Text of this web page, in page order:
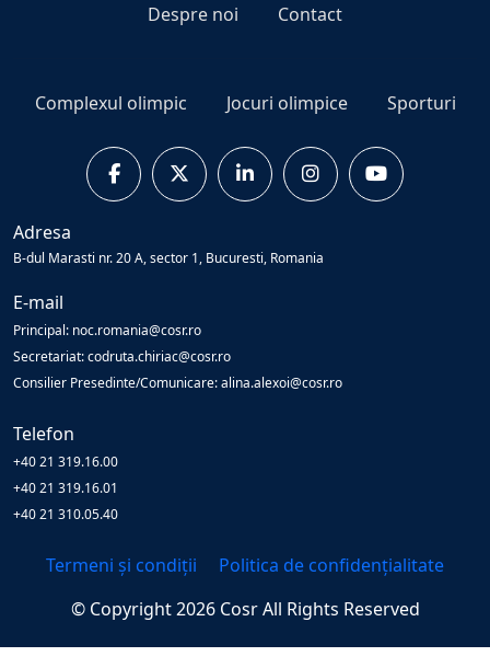
Despre noi Contact
Complexul olimpic Jocuri olimpice Sporturi
Adresa
B-dul Marasti nr. 20 A, sector 1, Bucuresti, Romania
E-mail
Principal: noc.romania@cosr.ro
Secretariat: codruta.chiriac@cosr.ro
Consilier Presedinte/Comunicare: alina.alexoi@cosr.ro
Telefon
+40 21 319.16.00
+40 21 319.16.01
+40 21 310.05.40
Termeni și condiții
Politica de confidențialitate
© Copyright2026 CosrAll Rights Reserved